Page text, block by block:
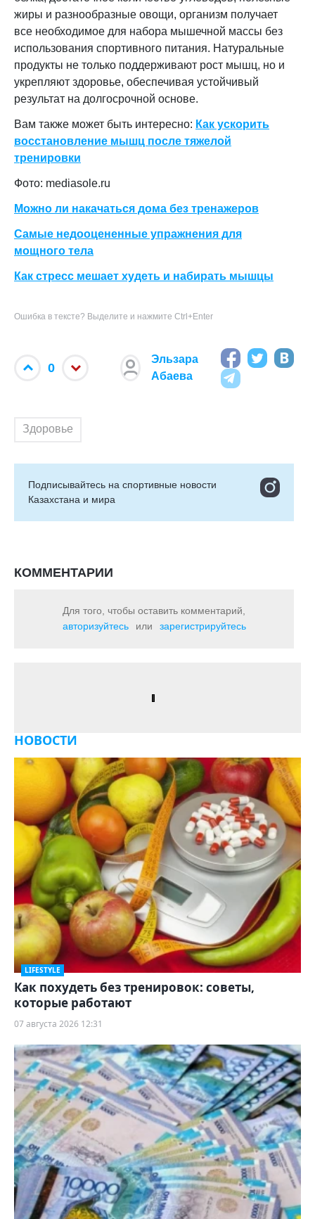
жиры и разнообразные овощи, организм получает
все необходимое для набора мышечной массы без
использования спортивного питания. Натуральные
продукты не только поддерживают рост мышц, но и
укрепляют здоровье, обеспечивая устойчивый
результат на долгосрочной основе.
Вам также может быть интересно: Как ускорить
восстановление мышц после тяжелой
тренировки
Фото: mediasole.ru
Можно ли накачаться дома без тренажеров
Самые недооцененные упражнения для
мощного тела
Как стресс мешает худеть и набирать мышцы
Ошибка в тексте? Выделите и нажмите Ctrl+Enter
0
Эльзара
Абаева
Здоровье
Подписывайтесь на cпортивные новости
Казахстана и мира
КОММЕНТАРИИ
Для того, чтобы оставить комментарий,
авторизуйтесь
или зарегистрируйтесь
НОВОСТИ
LIFESTYLE
Как похудеть без тренировок: советы,
которые работают
07 августа 2026 12:31